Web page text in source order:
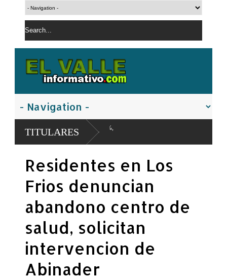
TITULARES
%, PLD 12.9 %,
Residentes en Los
Frios denuncian
abandono centro de
salud, solicitan
intervencion de
Abinader